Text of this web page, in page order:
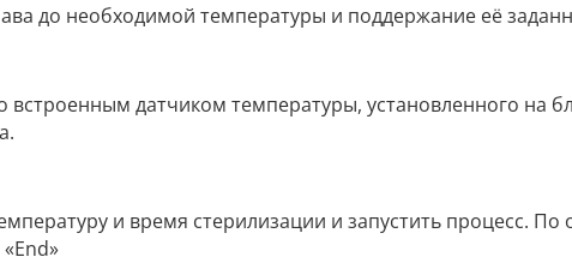
до необходимой температуры и поддержание её
встроенным датчиком температуры, установленного на
и время стерилизации и запустить процесс.